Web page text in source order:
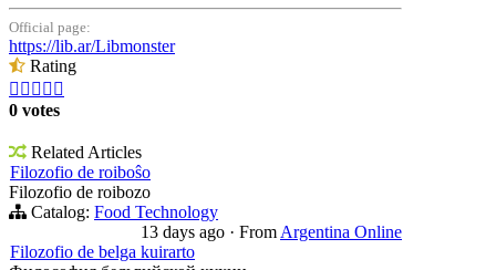
Official page:
https://lib.ar/Libmonster
Rating
    
0 votes
Related Articles
Filozofio de roiboŝo
Filozofio de roibozo
Catalog: Food Technology
13 days ago · From Argentina Online
Filozofio de belga kuirarto